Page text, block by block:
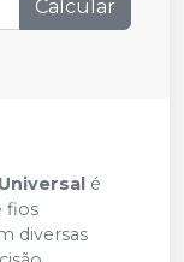
Calcular
é
fios
diversas